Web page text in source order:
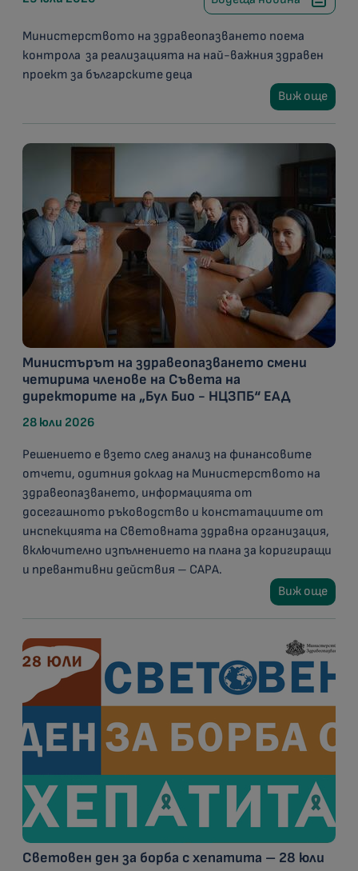
Министерството на здравеопазването поема
контрола за реализацията на най-важния здравен
проект за българските деца
Виж още
Министърът на здравеопазването смени
четирима членове на Съвета на
директорите на „Бул Био - НЦЗПБ“ ЕАД
28 юли 2026
Решението е взето след анализ на финансовите
отчети, одитния доклад на Министерството на
здравеопазването, информацията от
досегашното ръководство и констатациите от
инспекцията на Световната здравна организация,
включително изпълнението на плана за коригиращи
и превантивни действия – CAPA.
Виж още
Световен ден за борба с хепатита – 28 юли